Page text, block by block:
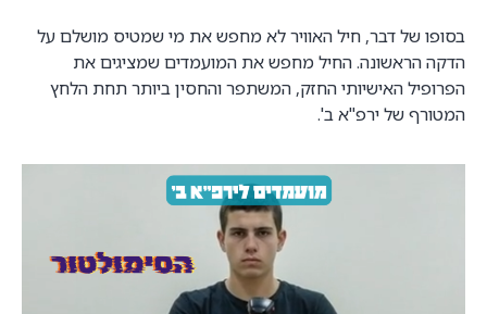
בסופו של דבר, חיל האוויר לא מחפש את מי שמטיס מושלם על
הדקה הראשונה. החיל מחפש את המועמדים שמציגים את
הפרופיל האישיותי החזק, המשתפר והחסין ביותר תחת הלחץ
המטורף של ירפ"א ב'.